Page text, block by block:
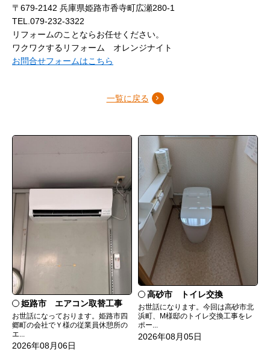
〒679-2142 兵庫県姫路市香寺町広瀬280-1
TEL.079-232-3322
リフォームのことならお任せください。
ワクワクするリフォーム オレンジナイト
お問合せフォームはこちら
一覧に戻る
姫路市 エアコン取替工事
お世話になっております。姫路市四
郷町の会社でＹ様の従業員休憩所の
エ...
2026年08月06日
高砂市 トイレ交換
お世話になります。今回は高砂市北
浜町、M様邸のトイレ交換工事をレ
ポー...
2026年08月05日